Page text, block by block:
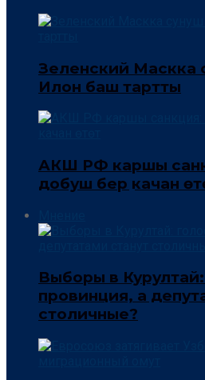
Зеленский Маскка
Илон баш тартты
АКШ РФ каршы
добуш берүү качан
Выборы в
провинция, а
столичные?